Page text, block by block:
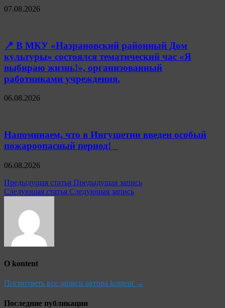
07.08.2026
📍 В МКУ «Назрановский районный Дом
культуры» состоялся тематический час «Я
выбираю жизнь!», организованный
работниками учреждения.
06.08.2026
Напоминаем, что в Ингушетии введен особый
пожароопасный период!⁣⁣⠀
06.08.2026
Навигация
по
записям
Предыдущая статья Предыдущая запись
Следующая статья Следующая запись
О kontent
Посмотреть все записи автора kontent →
Последние публикации